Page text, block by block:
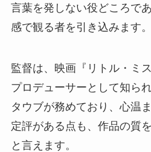
言葉を発しない役どころで
感で観る者を引き込みます。
監督は、映画『リトル・ミ
プロデューサーとして知ら
タウブが務めており、心温
定評がある点も、作品の質
と言えます。